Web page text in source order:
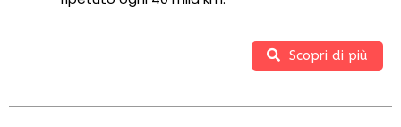
Scopri di più